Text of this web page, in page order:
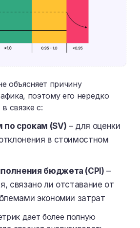
объясняет причину
поэтому его нередко
связке с:
срокам (SV) – для оценки
в стоимостном
бюджета (CPI) –
связано ли отставание от
экономии затрат
дает более полную